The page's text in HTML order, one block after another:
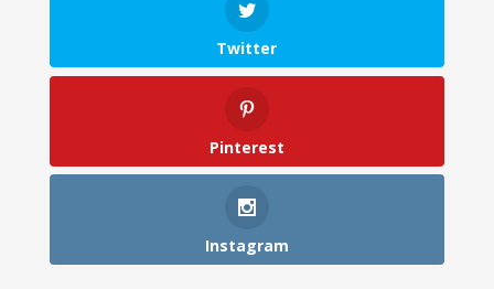
Twitter
Pinterest
Instagram